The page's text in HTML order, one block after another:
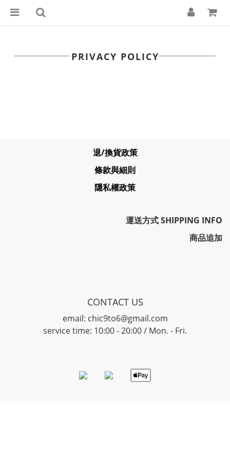
PRIVACY POLICY
退/換貨政策
條款與細則
隱私權政策
運送方式 SHIPPING INFO
商品追加
CONTACT US
email: chic9to6@gmail.com
service time: 10:00 - 20:00 / Mon. - Fri.